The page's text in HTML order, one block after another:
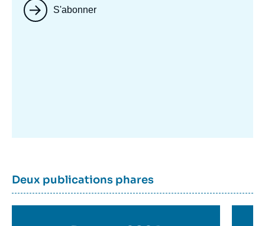
S'abonner
Dernière
parutions
Titre
container
Deux publications phares